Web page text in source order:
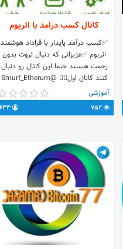
کانال کسب درامد با اتریوم
✅کسب درآمد پایدار با قراداد هوشمند
اتریوم ✅عزیزانی که دنبال ثروت بدون
زحمت هستند حتما این کانال رو دنبال
کنند کانال اول👇🏻 @Smurf_Etherum
کانال دوم👇🏻⁩ @KINGETHEREUM
مشاوره: @MasterR_king
آموزشی
752
633